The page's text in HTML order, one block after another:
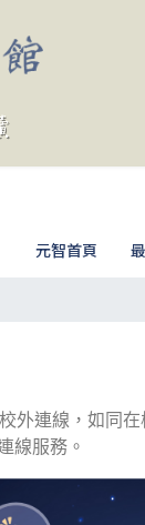
元智首頁
外連線，如同
線服務。